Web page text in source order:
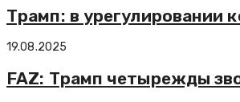
Трамп: в урегулировании
19.08.2025
FAZ: Трамп четырежды